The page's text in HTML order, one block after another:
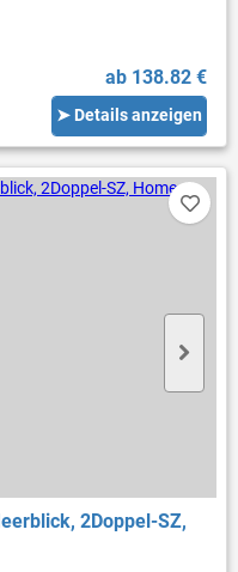
ab 138.82 €
➤ Details anzeigen
2Doppel-SZ,